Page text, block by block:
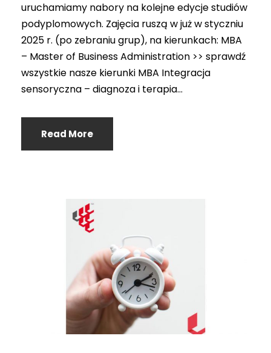
uruchamiamy nabory na kolejne edycje studiów
podyplomowych. Zajęcia ruszą w już w styczniu
2025 r. (po zebraniu grup), na kierunkach: MBA
– Master of Business Administration >> sprawdź
wszystkie nasze kierunki MBA Integracja
sensoryczna – diagnoza i terapia...
Read More